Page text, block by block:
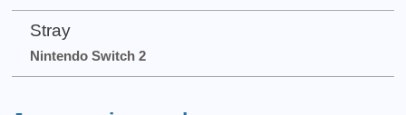
Stray
Nintendo Switch 2